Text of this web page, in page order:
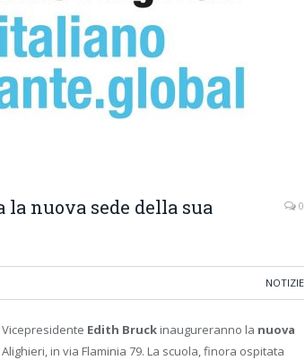
nuova sede della sua
0
NOTIZIE
Vicepresidente Edith Bruck inaugureranno la nuova
in via Flaminia 79. La scuola, finora ospitata